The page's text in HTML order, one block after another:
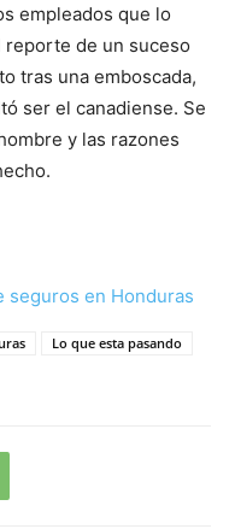
empleados que lo
de un suceso
tras una emboscada,
ser el canadiense. Se
y las razones
seguros en Honduras
Lo que esta pasando